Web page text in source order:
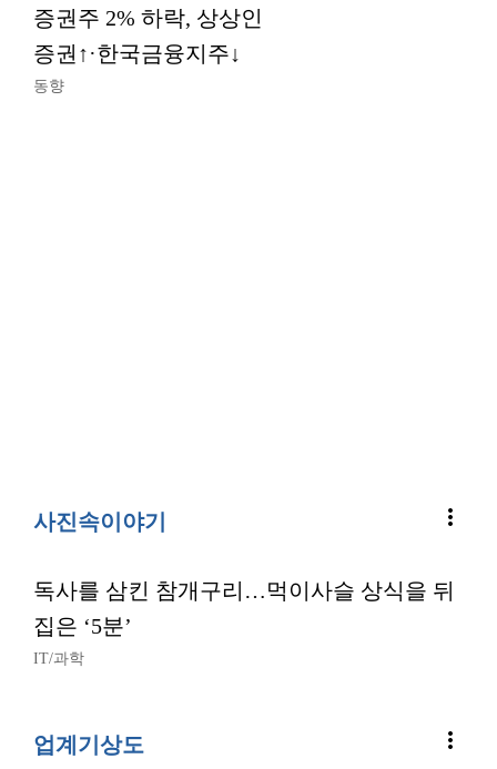
증권주 2% 하락, 상상인
증권↑·한국금융지주↓
동향
사진속이야기 more_vert
독사를 삼킨 참개구리…먹이사슬 상식을 뒤
집은 ‘5분’
IT/과학
업계기상도 more_vert